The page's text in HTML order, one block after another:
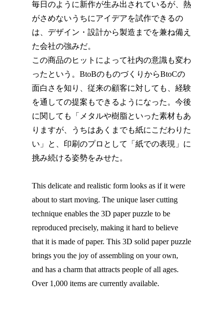
毎日のように新作が生み出されているが、熱
がさめないうちにアイデアを試作できるの
は、デザイン・設計から製造までを兼ね備え
た会社の強みだ。
この商品のヒットによって社内の意識も変わ
ったという。BtoBのものづくりからBtoCの
面白さを知り、従来の顧客に対しても、経験
を通しての提案もできるようになった。今後
に関しても「メタルや樹脂といった素材もあ
りますが、うちはあくまでも紙にこだわりた
い」と、印刷のプロとして「紙での表現」に
挑み続ける姿勢をみせた。
This delicate and realistic form looks as if it were
about to start moving. The unique laser cutting
technique enables the 3D paper puzzle to be
reproduced precisely, making it hard to believe
that it is made of paper. This 3D solid paper puzzle
brings you the joy of assembling on your own,
and has a charm that attracts people of all ages.
Over 1,000 items are currently available.